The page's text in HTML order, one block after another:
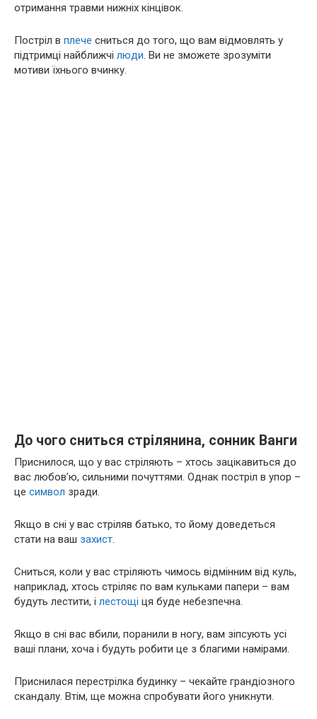
отримання травми нижніх кінцівок.
Постріл в плече сниться до того, що вам відмовлять у
підтримці найближчі люди. Ви не зможете зрозуміти
мотиви їхнього вчинку.
До чого сниться стрілянина, сонник Ванги
Приснилося, що у вас стріляють – хтось зацікавиться до
вас любов’ю, сильними почуттями. Однак постріл в упор –
це символ зради.
Якщо в сні у вас стріляв батько, то йому доведеться
стати на ваш захист.
Сниться, коли у вас стріляють чимось відмінним від куль,
наприклад, хтось стріляє по вам кульками папери – вам
будуть лестити, і лестощі ця буде небезпечна.
Якщо в сні вас вбили, поранили в ногу, вам зіпсують усі
ваші плани, хоча і будуть робити це з благими намірами.
Приснилася перестрілка будинку – чекайте грандіозного
скандалу. Втім, ще можна спробувати його уникнути.